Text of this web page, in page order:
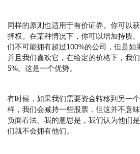
同样的原则也适用于有价证券。你可以
择权。在某种情况下，你可以增加持股
们不可能拥有超过100%的公司，但是如
并且我们喜欢它，在给定的价格下，我
5%。这是一个优势。
有时候，如果我们需要资金转移到另一
样，我们会减持一些股票，但这并不意
负面看法。我的意思是，我们认为他们
们就不会拥有他们。